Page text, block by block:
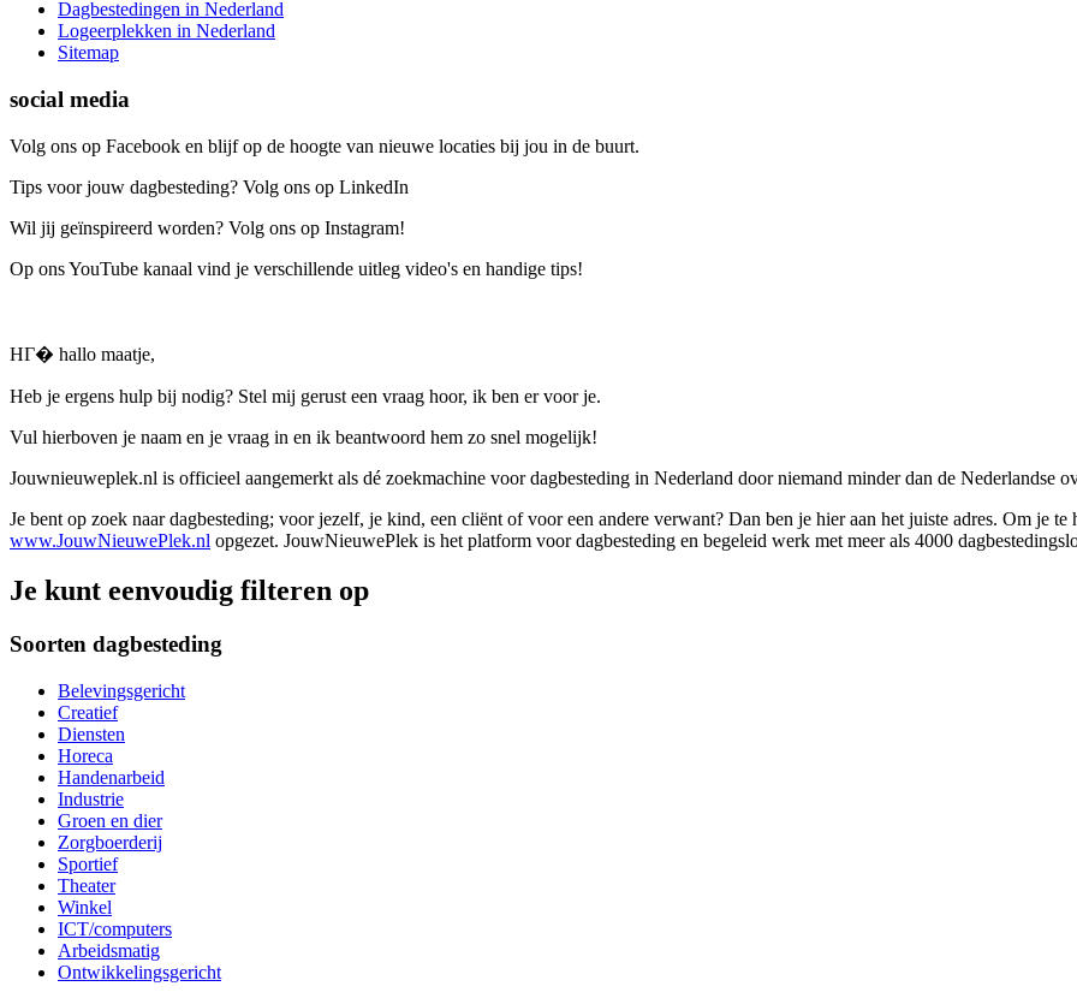
Dagbestedingen in Nederland
Logeerplekken in Nederland
Sitemap
social media
Volg ons op Facebook en blijf op de hoogte van nieuwe locaties bij jou in de buurt.
Tips voor jouw dagbesteding? Volg ons op LinkedIn
Wil jij geïnspireerd worden? Volg ons op Instagram!
Op ons YouTube kanaal vind je verschillende uitleg video's en handige tips!
HГ� hallo maatje,
Heb je ergens hulp bij nodig? Stel mij gerust een vraag hoor, ik ben er voor je.
Vul hierboven je naam en je vraag in en ik beantwoord hem zo snel mogelijk!
Jouwnieuweplek.nl is officieel aangemerkt als dé zoekmachine voor dagbesteding in Nederland door niemand minder dan de Nederlandse
Je bent op zoek naar dagbesteding; voor jezelf, je kind, een cliënt of voor een andere verwant? Dan ben je hier aan het juiste adres. Om je
www.JouwNieuwePlek.nl opgezet. JouwNieuwePlek is het platform voor dagbesteding en begeleid werk met meer als 4000
Je kunt eenvoudig filteren op
Soorten dagbesteding
Belevingsgericht
Creatief
Diensten
Horeca
Handenarbeid
Industrie
Groen en dier
Zorgboerderij
Sportief
Theater
Winkel
ICT/computers
Arbeidsmatig
Ontwikkelingsgericht